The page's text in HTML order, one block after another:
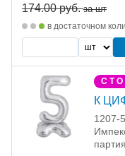
174.00руб. за шт
в достаточном
С Т О
К
1207-